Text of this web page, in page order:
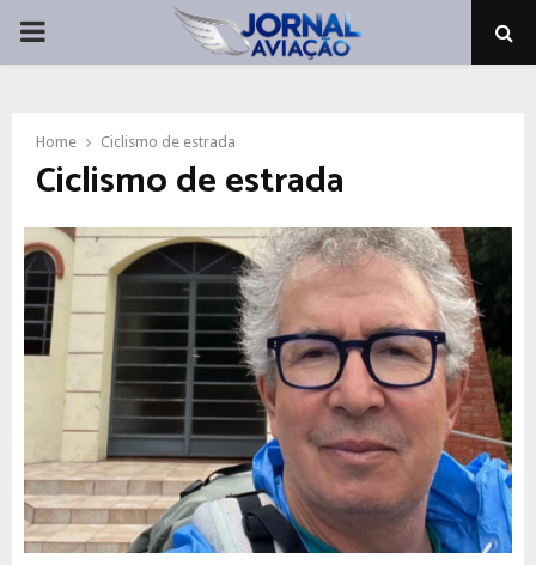
PRIMARY
Home Ciclismo de estrada
Ciclismo de estrada